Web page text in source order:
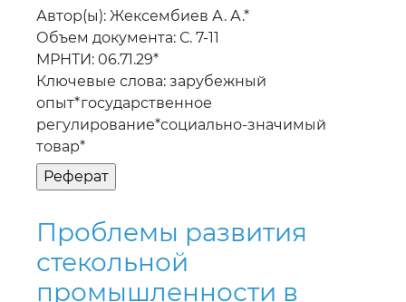
Автор(ы): Жексембиев А. А.*
Объем документа: С. 7-11
МРНТИ: 06.71.29*
Ключевые слова: зарубежный
опыт*государственное
регулирование*социально-значимый
товар*
Проблемы развития
стекольной
промышленности в